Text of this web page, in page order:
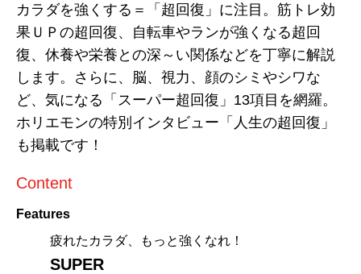
カラダを強くする＝「超回復」に注目。筋トレ効
果ＵＰの超回復、自転車やランが強くなる超回
復、休養や栄養との深～い関係などを丁寧に解説
します。さらに、脳、視力、顔のシミやシワな
ど、気になる「スーパー超回復」13項目を網羅。
ホリエモンの特別インタビュー「人生の超回復」
も掲載です！
Content
Features
疲れたカラダ、もっと強くなれ！
SUPER